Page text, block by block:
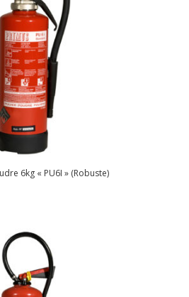
6kg « PU6I » (Robuste)